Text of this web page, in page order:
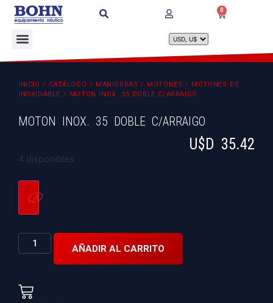
0
INICIO / CATÁLOGO / MANIOBRAS / MOTONES / MOTONES DE
INOXIDABLE / MOTON INOX. 35 DOBLE C/ARRAIGO
MOTON INOX. 35 DOBLE C/ARRAIGO
U$D 35.42
4 disponibles
AÑADIR AL CARRITO